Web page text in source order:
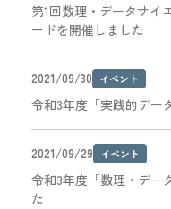
第1回数理・データサイ
ードを開催しました
2021/09/30 イベント
令和3年度「実践的デー
2021/09/29 イベント
令和3年度「数理・デー
た